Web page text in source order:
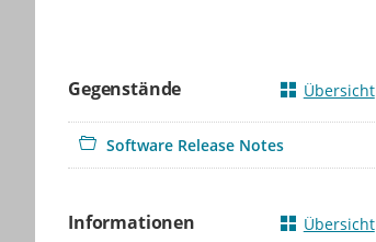
Gegenstände Übersicht
Software Release Notes
Informationen Übersicht